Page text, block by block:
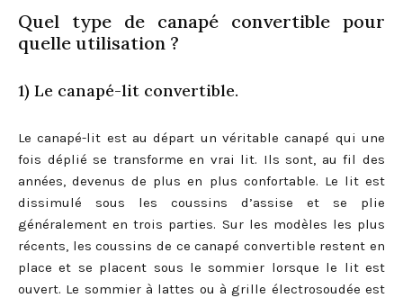
Quel type de canapé convertible pour
quelle utilisation ?
1) Le canapé-lit convertible.
Le canapé-lit est au départ un véritable canapé qui une
fois déplié se transforme en vrai lit. Ils sont, au fil des
années, devenus de plus en plus confortable. Le lit est
dissimulé sous les coussins d’assise et se plie
généralement en trois parties. Sur les modèles les plus
récents, les coussins de ce canapé convertible restent en
place et se placent sous le sommier lorsque le lit est
ouvert. Le sommier à lattes ou à grille électrosoudée est